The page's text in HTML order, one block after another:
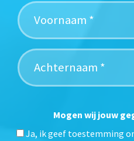
Mogen wij jouw
Ja, ik geef toestemming